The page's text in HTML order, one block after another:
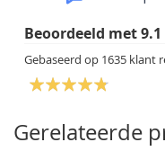
Beoordeeld met9.1
Gebaseerd op 1635 klant
Gerelateerde